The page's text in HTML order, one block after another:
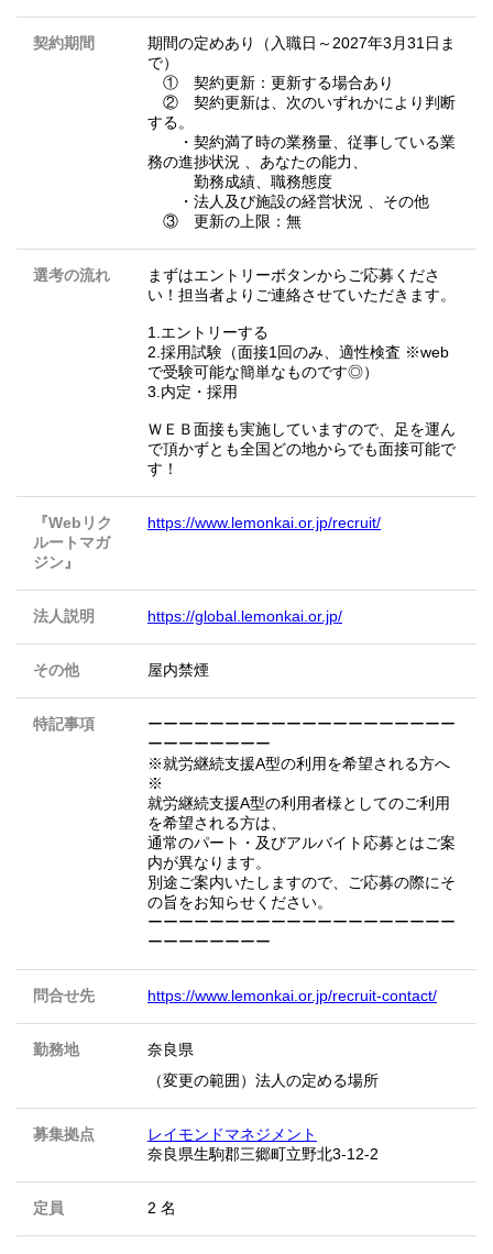
契約期間
期間の定めあり（入職日～2027年3月31日ま
で）
① 契約更新：更新する場合あり
② 契約更新は、次のいずれかにより判断
する。
・契約満了時の業務量、従事している業
務の進捗状況 、あなたの能力、
勤務成績、職務態度
・法人及び施設の経営状況 、その他
③ 更新の上限：無
選考の流れ
まずはエントリーボタンからご応募くださ
い！担当者よりご連絡させていただきます。
1.エントリーする
2.採用試験（面接1回のみ、適性検査 ※web
で受験可能な簡単なものです◎）
3.内定・採用
ＷＥＢ面接も実施していますので、足を運ん
で頂かずとも全国どの地からでも面接可能で
す！
『Webリク
ルートマガ
ジン』
https://www.lemonkai.or.jp/recruit/
法人説明 https://global.lemonkai.or.jp/
その他 屋内禁煙
特記事項
ーーーーーーーーーーーーーーーーーーーー
ーーーーーーーー
※就労継続支援A型の利用を希望される方へ
※
就労継続支援A型の利用者様としてのご利用
を希望される方は、
通常のパート・及びアルバイト応募とはご案
内が異なります。
別途ご案内いたしますので、ご応募の際にそ
の旨をお知らせください。
ーーーーーーーーーーーーーーーーーーーー
ーーーーーーーー
問合せ先 https://www.lemonkai.or.jp/recruit-contact/
勤務地
奈良県
（変更の範囲）法人の定める場所
募集拠点
レイモンドマネジメント
奈良県生駒郡三郷町立野北3-12-2
定員 2 名